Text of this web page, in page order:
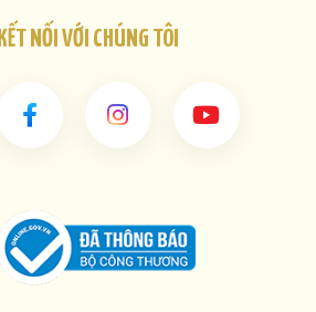
KẾT NỐI VỚI CHÚNG TÔI